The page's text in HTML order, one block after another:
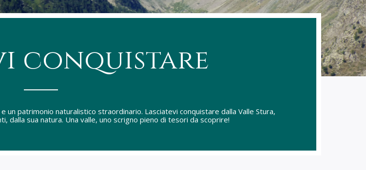
conquistare
un patrimonio naturalistico straordinario. Lasciatevi conquistare dalla Valle Stura,
dalla sua natura. Una valle, uno scrigno pieno di tesori da scoprire!